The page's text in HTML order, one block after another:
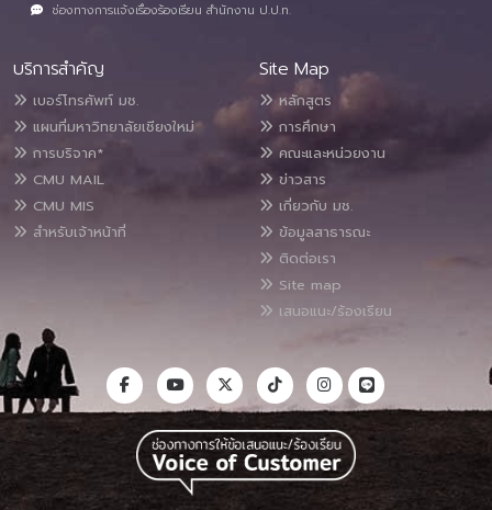
ช่องทางการแจ้งเรื่องร้องเรียน สำนักงาน ป.ป.ท.
บริการสำคัญ
เบอร์โทรศัพท์ มช.
แผนที่มหาวิทยาลัยเชียงใหม่
การบริจาค*
CMU MAIL
CMU MIS
สำหรับเจ้าหน้าที่
Site Map
หลักสูตร
การศึกษา
คณะและหน่วยงาน
ข่าวสาร
เกี่ยวกับ มช.
ข้อมูลสาธารณะ
ติดต่อเรา
Site map
เสนอแนะ/ร้องเรียน